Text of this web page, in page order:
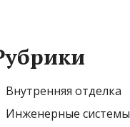
Внутренняя отделка
Инженерные системы